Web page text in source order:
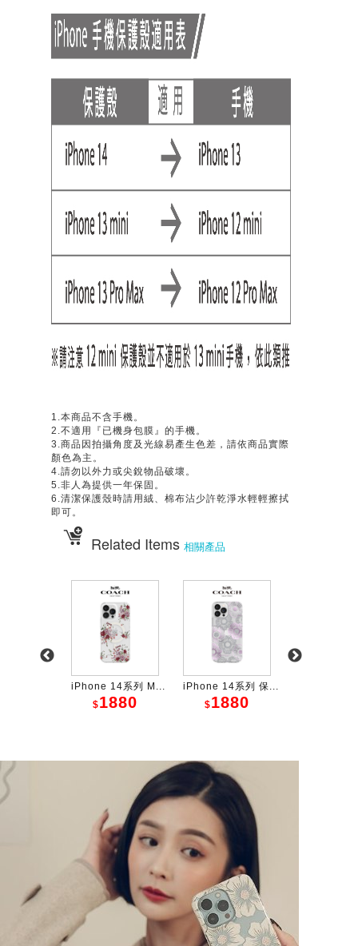
1.本商品不含手機。
2.不適用『已機身包膜』的手機。
3.商品因拍攝角度及光線易產生色差，請依商品實際
顏色為主。
4.請勿以外力或尖銳物品破壞。
5.非人為提供一年保固。
6.清潔保護殼時請用絨、棉布沾少許乾淨水輕輕擦拭
即可。
Related Items 相關產品
iPhone 14系列 M...
$1880
iPhone 14系列 保...
$1880